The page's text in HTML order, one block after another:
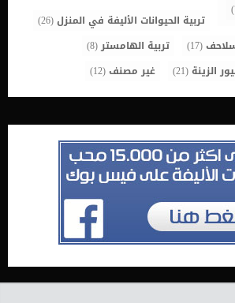
تربية الحيوانات الأليفة في المنزل(26)
(17) تربية الهامستر(8)
الزينة (21) غير مصنف(12)